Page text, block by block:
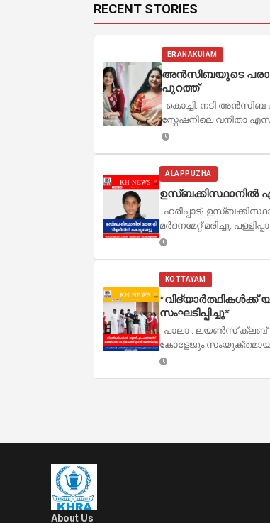
RECENT STORIES
ERANAKUIAM
അൻസിബയുടെ
പുറത്ത്
കൊച്ചി: നടി അൻസിബ
സ്റ്റേഷനിലെ വനിതാ
ALAPPUZHA
ഉസ്ബക്കിസ്ഥാനിൽ
ഹരിപ്പാട്∙
മർദനമേറ്റ് മരിച്ചു.
KOTTAYAM
*വിദ്യാർത്ഥികൾക്ക്
സംഘടിപ്പിച്ചു*
പാലാ : ലയൺസ് ക്ലബ്
കോളേജും സംയുക്തമായി
About Us